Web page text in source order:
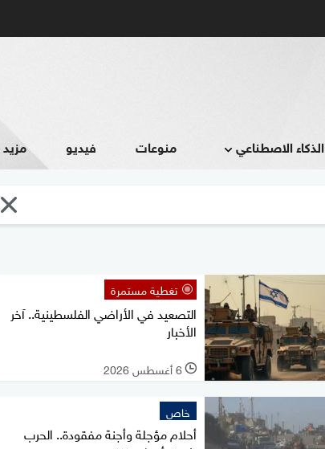
الذكاء الاصطناعي منوعات فيديو مزيد
تغطية مستمرة
التصعيد في الأراضي الفلسطينية.. آخر
الأخبار
l 6 أغسطس 2026
خاص
أحلام مؤجلة وأجنة مفقودة.. الحرب